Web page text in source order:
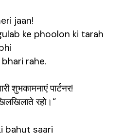
jaan!
ke phoolon ki tarah
rahe.
शुभकामनाएं पार्टनर!
रहो।“
bahut saari